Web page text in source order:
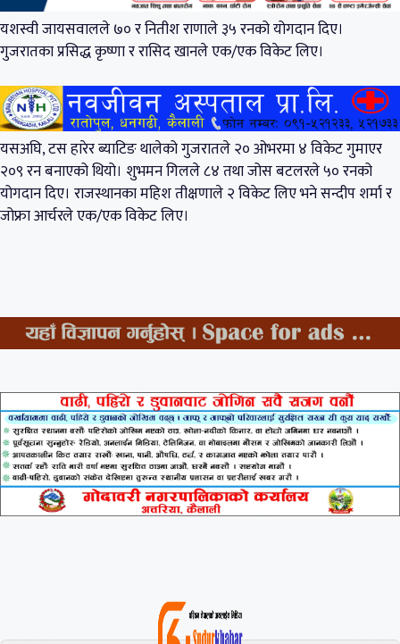
यशस्वी जायसवालले ७० र नितीश राणाले ३५ रनको योगदान दिए।
गुजरातका प्रसिद्ध कृष्णा र रासिद खानले एक/एक विकेट लिए।
यसअघि, टस हारेर ब्याटिङ थालेको गुजरातले २० ओभरमा ४ विकेट गुमाएर
२०९ रन बनाएको थियो। शुभमन गिलले ८४ तथा जोस बटलरले ५० रनको
योगदान दिए। राजस्थानका महिश तीक्षणाले २ विकेट लिए भने सन्दीप शर्मा र
जोफ्रा आर्चरले एक/एक विकेट लिए।